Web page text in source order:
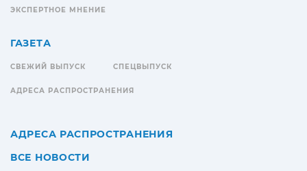
ЭКСПЕРТНОЕ МНЕНИЕ
ГАЗЕТА
СВЕЖИЙ ВЫПУСК СПЕЦВЫПУСК
АДРЕСА РАСПРОСТРАНЕНИЯ
АДРЕСА РАСПРОСТРАНЕНИЯ
ВСЕ НОВОСТИ